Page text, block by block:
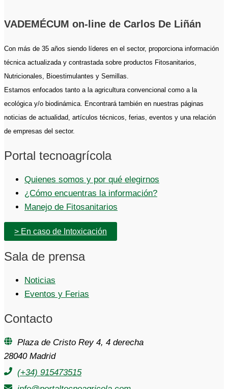
VADEMÉCUM on-line de Carlos De Liñán
Con más de 35 años siendo líderes en el sector, proporciona información
técnica actualizada y contrastada sobre productos Fitosanitarios,
Nutricionales, Bioestimulantes y Semillas.
Estamos enfocados tanto a la agricultura convencional como a la
ecológica y/o biodinámica. Encontrará también en nuestras páginas
noticias de actualidad, artículos técnicos, ferias, eventos y una relación
de empresas del sector.
Portal tecnoagrícola
Quienes somos y por qué elegirnos
¿Cómo encuentras la información?
Manejo de Fitosanitarios
> En caso de Intoxicación
Sala de prensa
Noticias
Eventos y Ferias
Contacto
Plaza de Cristo Rey 4, 4 derecha
28040 Madrid
(+34) 915473515